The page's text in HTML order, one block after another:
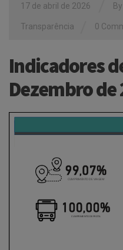
17 de abril de 2026 By
Transparência 0
Indicadores
Dezembro de